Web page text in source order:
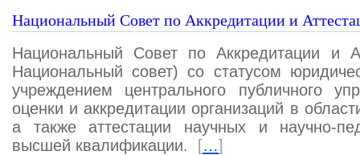
Национальный Совет по Аккредитации и
Национальный Совет по Аккредитации и
Национальный совет) со статусом
учреждением центрального публичного
оценки и аккредитации организаций в
а также аттестации научных и научно-
высшей квалификации.
[…]